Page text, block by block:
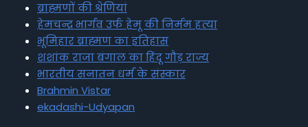
ब्राह्मणों की श्रेणियां
हेमचन्द्र भार्गव उर्फ हेमू की निर्मम हत्या
भूमिहार ब्राह्मण का इतिहास
शशांक राजा बंगाल का हिंदू गौड़ राज्य
भारतीय सनातन धर्म के संस्कार
Brahmin Vistar
ekadashi-Udyapan